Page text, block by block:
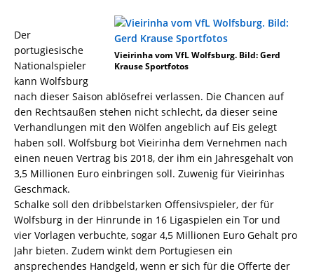
Vieirinha vom VfL Wolfsburg. Bild: Gerd
Krause Sportfotos
Der
portugiesische
Nationalspieler
kann Wolfsburg
nach dieser Saison ablösefrei verlassen. Die Chancen auf
den Rechtsaußen stehen nicht schlecht, da dieser seine
Verhandlungen mit den Wölfen angeblich auf Eis gelegt
haben soll. Wolfsburg bot Vieirinha dem Vernehmen nach
einen neuen Vertrag bis 2018, der ihm ein Jahresgehalt von
3,5 Millionen Euro einbringen soll. Zuwenig für Vieirinhas
Geschmack.
Schalke soll den dribbelstarken Offensivspieler, der für
Wolfsburg in der Hinrunde in 16 Ligaspielen ein Tor und
vier Vorlagen verbuchte, sogar 4,5 Millionen Euro Gehalt pro
Jahr bieten. Zudem winkt dem Portugiesen ein
ansprechendes Handgeld, wenn er sich für die Offerte der